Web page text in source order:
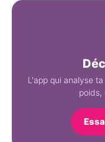
L'app qui analyse
poids,